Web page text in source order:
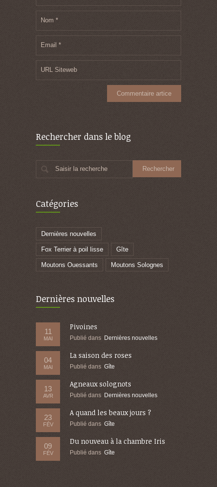
Nom *
Email *
URL Siteweb
Rechercher dans le blog
Saisir la recherche
Catégories
Dernières nouvelles
Fox Terrier à poil lisse Gîte
Moutons Ouessants Moutons Solognes
Dernières nouvelles
11
MAI
Pivoines
Publié dans Dernières nouvelles
04
MAI
La saison des roses
Publié dans Gîte
13
AVR
Agneaux solognots
Publié dans Dernières nouvelles
23
FÉV
A quand les beaux jours ?
Publié dans Gîte
09
FÉV
Du nouveau à la chambre Iris
Publié dans Gîte